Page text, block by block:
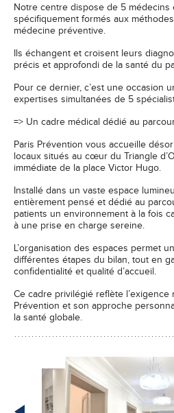
Notre centre dispose de 5 médecins
spécifiquement formés aux
médecine préventive.
Ils échangent et croisent leurs
précis et approfondi de la santé du
Pour ce dernier, c’est une occasion
expertises simultanées de 5
=> Un cadre médical dédié au
Paris Prévention vous accueille
locaux situés au cœur du Triangle
immédiate de la place Victor Hugo.
Installé dans un vaste espace
entièrement pensé et dédié au
patients un environnement à la fois
à une prise en charge sereine.
L’organisation des espaces permet
différentes étapes du bilan, tout en
confidentialité et qualité d’accueil.
Ce cadre privilégié reflète l’exigence
Prévention et son approche
la santé globale.